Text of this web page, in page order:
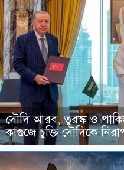
সৌদি আরব, তুরস্ক ও
কাগুজে চুক্তি সৌদিকে